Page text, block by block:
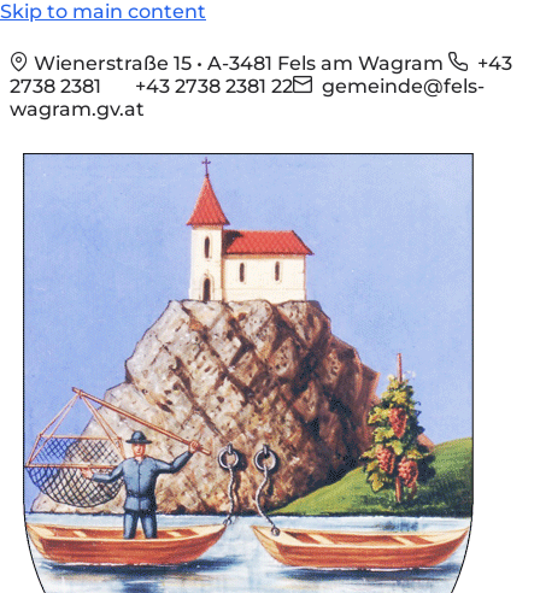
Skip to main content
Wienerstraße 15 • A-3481 Fels am Wagram
+43
2738 2381
+43 2738 2381 22
gemeinde@fels-
wagram.gv.at